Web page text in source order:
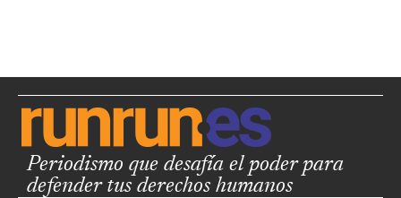
Periodismo que desafía el poder para
defender tus derechos humanos